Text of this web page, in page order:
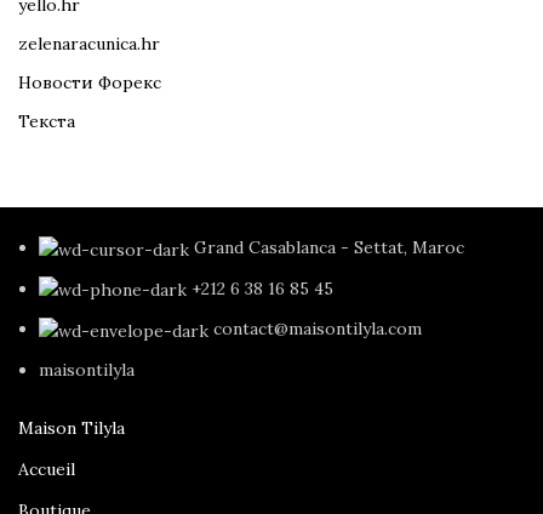
yello.hr
zelenaracunica.hr
Новости Форекс
Текста
Grand Casablanca - Settat, Maroc
+212 6 38 16 85 45
contact@maisontilyla.com
maisontilyla
Maison Tilyla
Accueil